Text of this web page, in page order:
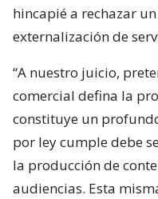
hincapié a rechazar
externalización de
“A nuestro juicio,
comercial defina la
constituye un
por ley cumple debe
la producción de
audiencias. Esta